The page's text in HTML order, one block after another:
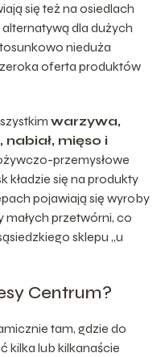
się też na osiedlach
dla dużych
nieduża
oferta produktów
warzywa,
mięso i
przemysłowe
kładzie się na produkty
pojawiają się wyroby
małych przetwórni, co
sklepu „u
Centrum?
tam, gdzie do
kilka lub kilkanaście